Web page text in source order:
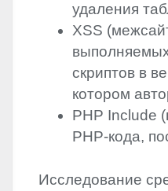
удаления
XSS
скриптов в
котором
PHP Include
PHP-кода,
Исследование